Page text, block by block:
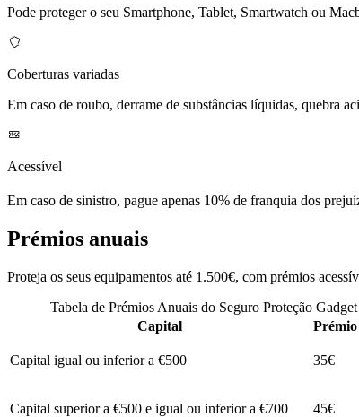
Pode proteger o seu Smartphone, Tablet, Smartwatch ou
Coberturas variadas
Em caso de roubo, derrame de substâncias líquidas, quebra
Acessível
Em caso de sinistro, pague apenas 10% de franquia dos
Prémios anuais
Proteja os seus equipamentos até 1.500€, com prémios
Tabela de Prémios Anuais do Seguro Proteção Gadget
Capital
Capital igual ou inferior a €500 35€
Capital superior a €500 e igual ou inferior a €700 45€